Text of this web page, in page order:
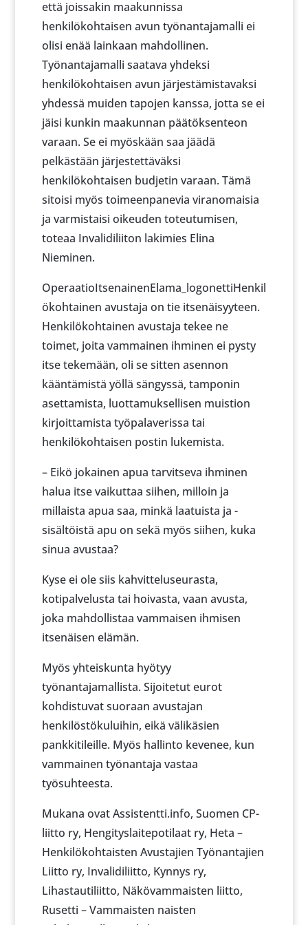
että joissakin maakunnissa
henkilökohtaisen avun työnantajamalli ei
olisi enää lainkaan mahdollinen.
Työnantajamalli saatava yhdeksi
henkilökohtaisen avun järjestämistavaksi
yhdessä muiden tapojen kanssa, jotta se ei
jäisi kunkin maakunnan päätöksenteon
varaan. Se ei myöskään saa jäädä
pelkästään järjestettäväksi
henkilökohtaisen budjetin varaan. Tämä
sitoisi myös toimeenpanevia viranomaisia
ja varmistaisi oikeuden toteutumisen,
toteaa Invalidiliiton lakimies Elina
Nieminen.
OperaatioItsenainenElama_logonettiHenkil
ökohtainen avustaja on tie itsenäisyyteen.
Henkilökohtainen avustaja tekee ne
toimet, joita vammainen ihminen ei pysty
itse tekemään, oli se sitten asennon
kääntämistä yöllä sängyssä, tamponin
asettamista, luottamuksellisen muistion
kirjoittamista työpalaverissa tai
henkilökohtaisen postin lukemista.
– Eikö jokainen apua tarvitseva ihminen
halua itse vaikuttaa siihen, milloin ja
millaista apua saa, minkä laatuista ja -
sisältöistä apu on sekä myös siihen, kuka
sinua avustaa?
Kyse ei ole siis kahvitteluseurasta,
kotipalvelusta tai hoivasta, vaan avusta,
joka mahdollistaa vammaisen ihmisen
itsenäisen elämän.
Myös yhteiskunta hyötyy
työnantajamallista. Sijoitetut eurot
kohdistuvat suoraan avustajan
henkilöstökuluihin, eikä välikäsien
pankkitileille. Myös hallinto kevenee, kun
vammainen työnantaja vastaa
työsuhteesta.
Mukana ovat Assistentti.info, Suomen CP-
liitto ry, Hengityslaitepotilaat ry, Heta –
Henkilökohtaisten Avustajien Työnantajien
Liitto ry, Invalidiliitto, Kynnys ry,
Lihastautiliitto, Näkövammaisten liitto,
Rusetti – Vammaisten naisten